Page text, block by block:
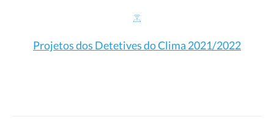
Projetos dos Detetives do Clima 2021/2022